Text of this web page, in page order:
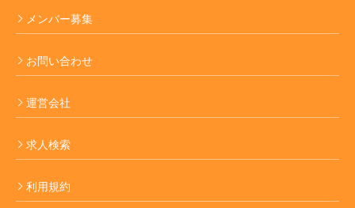
メンバー募集
お問い合わせ
運営会社
求人検索
利用規約